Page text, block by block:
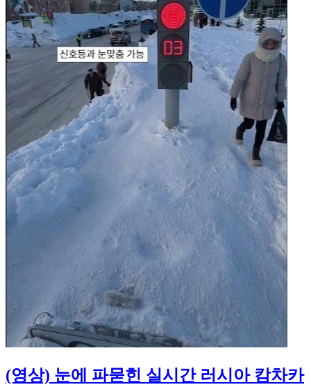
(영상) 눈에 파묻힌 실시간 러시아 캄차카